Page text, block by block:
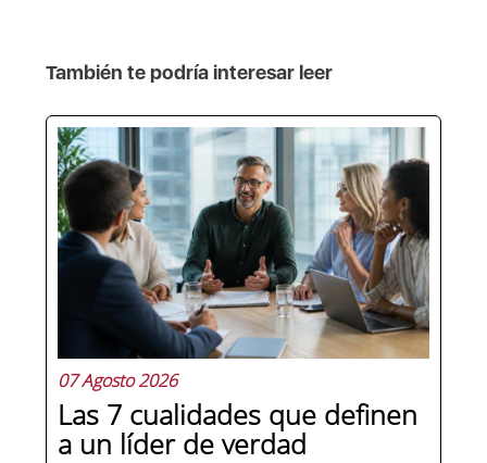
También te podría interesar leer
07 Agosto 2026
Las 7 cualidades que definen
a un líder de verdad